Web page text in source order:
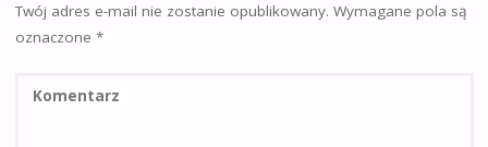
Twój adres e-mail nie zostanie opublikowany. Wymagane pola są
oznaczone *